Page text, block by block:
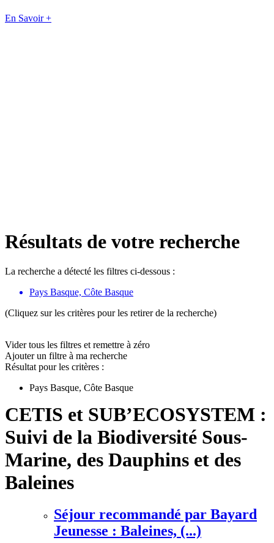
En Savoir +
Résultats de votre recherche
La recherche a détecté les filtres ci-dessous :
Pays Basque, Côte Basque
(Cliquez sur les critères pour les retirer de la recherche)
Vider tous les filtres et remettre à zéro
Ajouter un filtre à ma recherche
Résultat pour les critères :
Pays Basque, Côte Basque
CETIS et SUB’ECOSYSTEM :
Suivi de la Biodiversité Sous-
Marine, des Dauphins et des
Baleines
Séjour recommandé par Bayard
Jeunesse : Baleines, (...)